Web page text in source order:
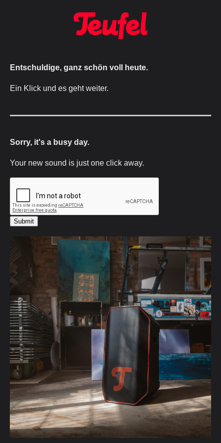
Entschuldige, ganz schön voll heute.
Ein Klick und es geht weiter.
Sorry, it's a busy day.
Your new sound is just one click away.